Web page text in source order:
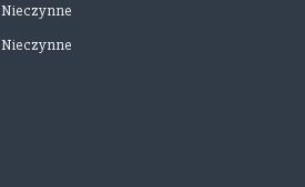
Nieczynne
Nieczynne